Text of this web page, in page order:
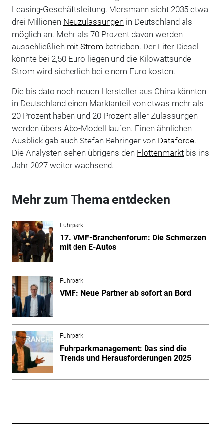
Leasing-Geschäftsleitung. Mersmann sieht 2035 etwa
drei Millionen Neuzulassungen in Deutschland als
möglich an. Mehr als 70 Prozent davon werden
ausschließlich mit Strom betrieben. Der Liter Diesel
könnte bei 2,50 Euro liegen und die Kilowattsunde
Strom wird sicherlich bei einem Euro kosten.
Die bis dato noch neuen Hersteller aus China könnten
in Deutschland einen Marktanteil von etwas mehr als
20 Prozent haben und 20 Prozent aller Zulassungen
werden übers Abo-Modell laufen. Einen ähnlichen
Ausblick gab auch Stefan Behringer von Dataforce.
Die Analysten sehen übrigens den Flottenmarktbis ins
Jahr 2027 weiter wachsend.
Mehr zum Thema entdecken
Fuhrpark
17. VMF-Branchenforum: Die Schmerzen
mit den E-Autos
Fuhrpark
VMF: Neue Partner ab sofort an Bord
Fuhrpark
Fuhrparkmanagement: Das sind die
Trends und Herausforderungen 2025